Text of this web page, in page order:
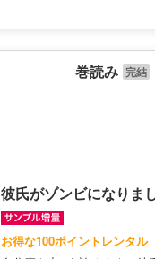
巻読み
彼氏がゾンビになりま
お得な100ポイントレンタル